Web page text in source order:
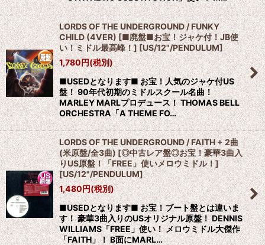
LORDS OF THE UNDERGROUND / FUNKY
CHILD (4VER) [■廃盤■お宝！ジャケ付！JB使
い！ミドル最高峰！] [US/12"/PENDULUM]
1,780円(税別)
■USEDとなります■ お宝！人気のジャケ付US
盤！ 90年代初期のミドルスクール名曲！
MARLEY MARLプロデュース！ THOMAS BELL
ORCHESTRA「A THEME FO…
LORDS OF THE UNDERGROUND / FAITH + 2曲
(米原盤/全3曲) [◎中古レア盤◎お宝！豪華3曲入
りUS原盤！「FREE」使いメロウミドル！]
[US/12"/PENDULUM]
1,480円(税別)
■USEDとなります■ お宝！ブート盤とは違いま
す！ 豪華3曲入りのUSオリジナル原盤！ DENNIS
WILLIAMS「FREE」使い！ メロウミドル大傑作
「FAITH」！ B面にMARL…